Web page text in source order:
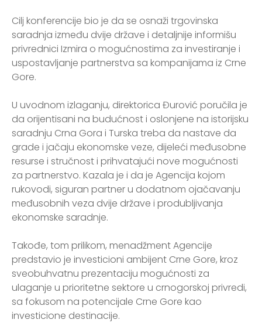
Cilj konferencije bio je da se osnaži trgovinska
saradnja između dvije države i detaljnije informišu
privrednici Izmira o mogućnostima za investiranje i
uspostavljanje partnerstva sa kompanijama iz Crne
Gore.
U uvodnom izlaganju, direktorica Đurović poručila je
da orijentisani na budućnost i oslonjene na istorijsku
saradnju Crna Gora i Turska treba da nastave da
grade i jačaju ekonomske veze, dijeleći međusobne
resurse i stručnost i prihvatajući nove mogućnosti
za partnerstvo. Kazala je i da je Agencija kojom
rukovodi, siguran partner u dodatnom ojačavanju
međusobnih veza dvije države i produbljivanja
ekonomske saradnje.
Takođe, tom prilikom, menadžment Agencije
predstavio je investicioni ambijent Crne Gore, kroz
sveobuhvatnu prezentaciju mogućnosti za
ulaganje u prioritetne sektore u crnogorskoj privredi,
sa fokusom na potencijale Crne Gore kao
investicione destinacije.